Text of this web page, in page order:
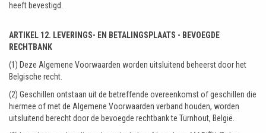
heeft bevestigd.
ARTIKEL 12. LEVERINGS- EN BETALINGSPLAATS - BEVOEGDE
RECHTBANK
(1) Deze Algemene Voorwaarden worden uitsluitend beheerst door het
Belgische recht.
(2) Geschillen ontstaan uit de betreffende overeenkomst of geschillen die
hiermee of met de Algemene Voorwaarden verband houden, worden
uitsluitend berecht door de bevoegde rechtbank te Turnhout, België.